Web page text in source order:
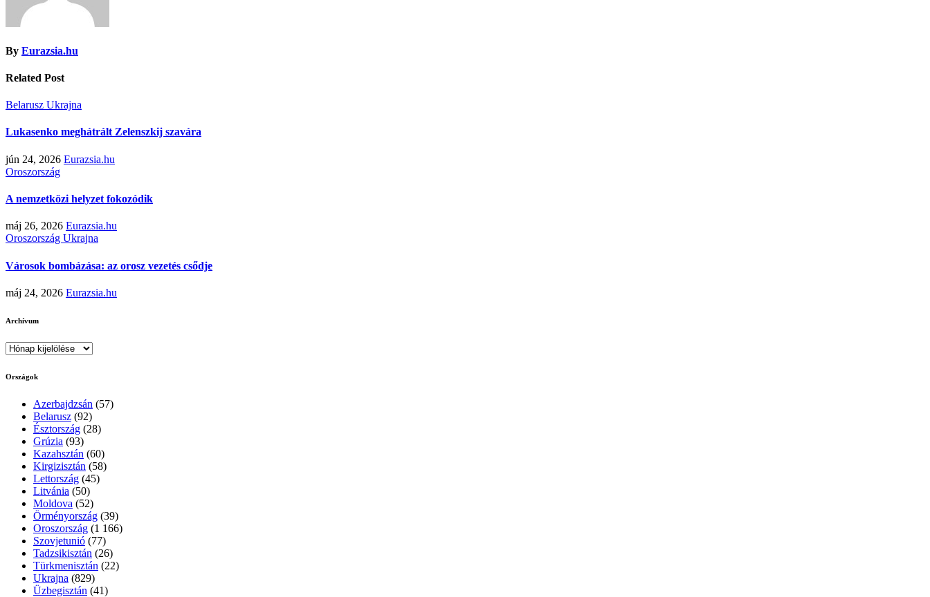
By Eurazsia.hu
Related Post
Belarusz Ukrajna
Lukasenko meghátrált Zelenszkij szavára
jún 24, 2026 Eurazsia.hu
Oroszország
A nemzetközi helyzet fokozódik
máj 26, 2026 Eurazsia.hu
Oroszország Ukrajna
Városok bombázása: az orosz vezetés csődje
máj 24, 2026 Eurazsia.hu
Archívum
Archívum
Országok
Azerbajdzsán (57)
Belarusz (92)
Észtország (28)
Grúzia (93)
Kazahsztán (60)
Kirgizisztán (58)
Lettország (45)
Litvánia (50)
Moldova (52)
Örményország (39)
Oroszország (1 166)
Szovjetunió (77)
Tadzsikisztán (26)
Türkmenisztán (22)
Ukrajna (829)
Üzbegisztán (41)